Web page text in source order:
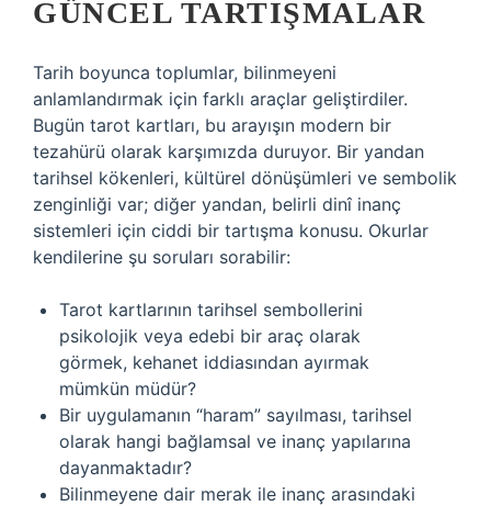
GÜNCEL TARTIŞMALAR
Tarih boyunca toplumlar, bilinmeyeni
anlamlandırmak için farklı araçlar geliştirdiler.
Bugün tarot kartları, bu arayışın modern bir
tezahürü olarak karşımızda duruyor. Bir yandan
tarihsel kökenleri, kültürel dönüşümleri ve sembolik
zenginliği var; diğer yandan, belirli dinî inanç
sistemleri için ciddi bir tartışma konusu. Okurlar
kendilerine şu soruları sorabilir:
Tarot kartlarının tarihsel sembollerini
psikolojik veya edebi bir araç olarak
görmek, kehanet iddiasından ayırmak
mümkün müdür?
Bir uygulamanın “haram” sayılması, tarihsel
olarak hangi bağlamsal ve inanç yapılarına
dayanmaktadır?
Bilinmeyene dair merak ile inanç arasındaki